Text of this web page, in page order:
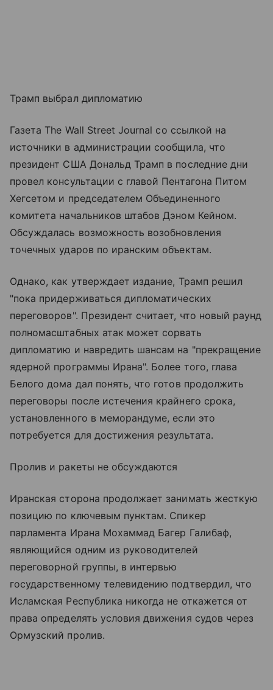
Трамп выбрал дипломатию
Газета The Wall Street Journal со ссылкой на
источники в администрации сообщила, что
президент США Дональд Трамп в последние дни
провел консультации с главой Пентагона Питом
Хегсетом и председателем Объединенного
комитета начальников штабов Дэном Кейном.
Обсуждалась возможность возобновления
точечных ударов по иранским объектам.
Однако, как утверждает издание, Трамп решил
"пока придерживаться дипломатических
переговоров". Президент считает, что новый раунд
полномасштабных атак может сорвать
дипломатию и навредить шансам на "прекращение
ядерной программы Ирана". Более того, глава
Белого дома дал понять, что готов продолжить
переговоры после истечения крайнего срока,
установленного в меморандуме, если это
потребуется для достижения результата.
Пролив и ракеты не обсуждаются
Иранская сторона продолжает занимать жесткую
позицию по ключевым пунктам. Спикер
парламента Ирана Мохаммад Багер Галибаф,
являющийся одним из руководителей
переговорной группы, в интервью
государственному телевидению подтвердил, что
Исламская Республика никогда не откажется от
права определять условия движения судов через
Ормузский пролив.